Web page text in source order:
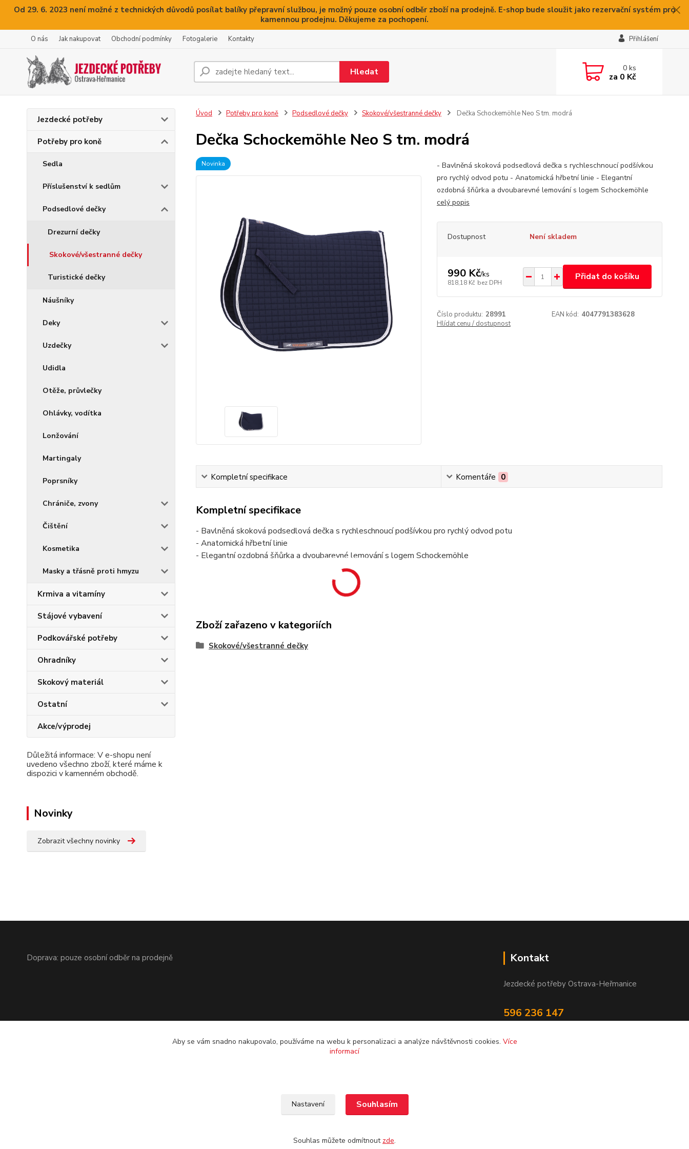
Od 29. 6. 2023 není možné z technických důvodů posílat balíky přepravní službou, je možný pouze osobní odběr zboží na prodejně. E-shop bude sloužit jako rezervační systém pro
kamennou prodejnu. Děkujeme za pochopení.
O nás Jak nakupovat Obchodní podmínky Fotogalerie Kontakty Přihlášení
Hledat 0ks
za 0 Kč
Jezdecké potřeby
Potřeby pro koně
Sedla
Příslušenství k sedlům
Podsedlové dečky
Drezurní dečky
Skokové/všestranné dečky
Turistické dečky
Náušníky
Deky
Uzdečky
Udidla
Otěže, průvlečky
Ohlávky, vodítka
Lonžování
Martingaly
Poprsníky
Chrániče, zvony
Čištění
Kosmetika
Masky a třásně proti hmyzu
Krmiva a vitamíny
Stájové vybavení
Podkovářské potřeby
Ohradníky
Skokový materiál
Ostatní
Akce/výprodej
Důležitá informace: V e-shopu není
uvedeno všechno zboží, které máme k
dispozici v kamenném obchodě.
Novinky
Zobrazit všechny novinky
Úvod Potřeby pro koně Podsedlové dečky Skokové/všestranné dečky Dečka Schockemöhle Neo S tm. modrá
Dečka Schockemöhle Neo S tm. modrá
Novinka
- Bavlněná skoková podsedlová dečka s rychleschnoucí podšívkou
pro rychlý odvod potu - Anatomická hřbetní linie - Elegantní
ozdobná šňůrka a dvoubarevné lemování s logem Schockemöhle
celý popis
Dostupnost Není skladem
990 Kč/ks
818,18 Kč bez DPH
Přidat do košíku
Číslo produktu: 28991 EAN kód: 4047791383628
Hlídat cenu / dostupnost
Kompletní specifikace Komentáře 0
Kompletní specifikace
- Bavlněná skoková podsedlová dečka s rychleschnoucí podšívkou pro rychlý odvod potu
- Anatomická hřbetní linie
- Elegantní ozdobná šňůrka a dvoubarevné lemování s logem Schockemöhle
Zboží zařazeno v kategoriích
Skokové/všestranné dečky
Doprava: pouze osobní odběr na prodejně Kontakt
Jezdecké potřeby Ostrava-Heřmanice
596 236 147
Aby se vám snadno nakupovalo, používáme na webu k personalizaci a analýze návštěvnosti cookies. Více
informací
Nastavení Souhlasím
Souhlas můžete odmítnout zde.